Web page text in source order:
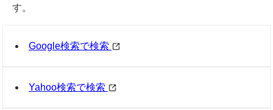
す。
Google検索で検索
Yahoo検索で検索